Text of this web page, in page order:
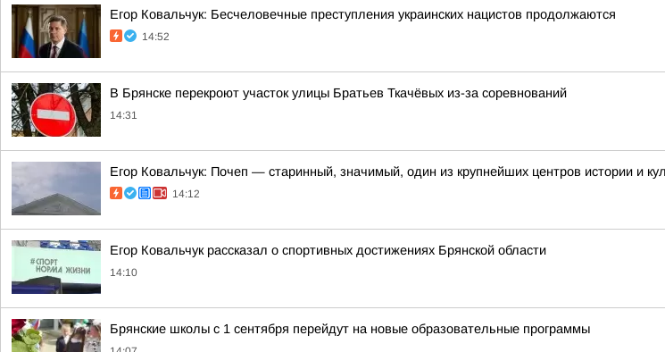
Егор Ковальчук: Бесчеловечные преступления украинских нацистов продолжаются
14:52
В Брянске перекроют участок улицы Братьев Ткачёвых из-за соревнований
14:31
Егор Ковальчук: Почеп — старинный, значимый, один из крупнейших центров истории и
14:12
Егор Ковальчук рассказал о спортивных достижениях Брянской области
14:10
Брянские школы с 1 сентября перейдут на новые образовательные программы